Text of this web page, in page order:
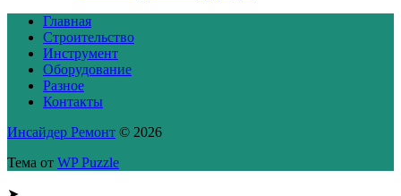
Главная
Строительство
Инструмент
Оборудование
Разное
Контакты
Инсайдер Ремонт © 2026
Тема от WP Puzzle